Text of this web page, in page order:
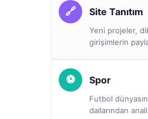
Site Tanıtım
Yeni projeler,
girişimlerin
Spor
Futbol
dallarından